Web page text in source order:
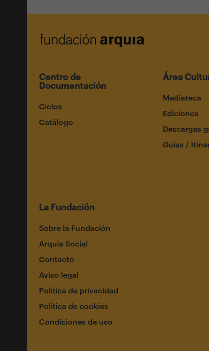
Centro de
Documentación
Ciclos
Catálogo
Área
Mediateca
Ediciones
Descargas
Guías /
La Fundación
Sobre la Fundación
Arquia Social
Contacto
Aviso legal
Política de privacidad
Política de cookies
Condiciones de uso